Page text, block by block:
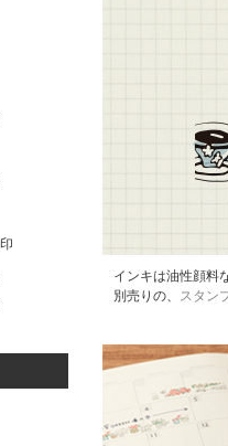
インキは油性顔料
別売りの、 スタン